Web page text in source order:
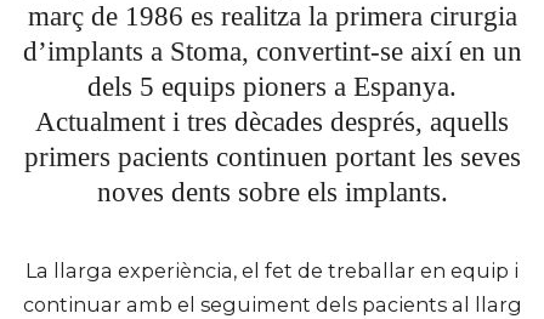
març de 1986 es realitza la primera cirurgia
d’implants a Stoma, convertint-se així en un
dels 5 equips pioners a Espanya.
Actualment i tres dècades després, aquells
primers pacients continuen portant les seves
noves dents sobre els implants.
La llarga experiència, el fet de treballar en equip i
continuar amb el seguiment dels pacients al llarg